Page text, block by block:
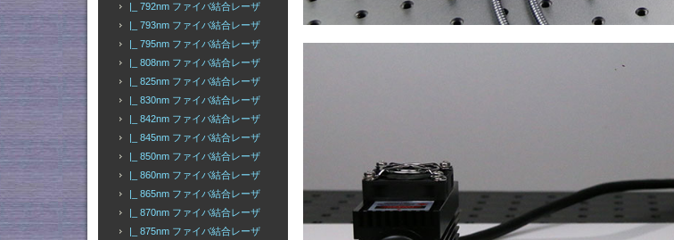
|_ 792nm ファイバ結合レーザ
|_ 793nm ファイバ結合レーザ
|_ 795nm ファイバ結合レーザ
|_ 808nm ファイバ結合レーザ
|_ 825nm ファイバ結合レーザ
|_ 830nm ファイバ結合レーザ
|_ 842nm ファイバ結合レーザ
|_ 845nm ファイバ結合レーザ
|_ 850nm ファイバ結合レーザ
|_ 860nm ファイバ結合レーザ
|_ 865nm ファイバ結合レーザ
|_ 870nm ファイバ結合レーザ
|_ 875nm ファイバ結合レーザ